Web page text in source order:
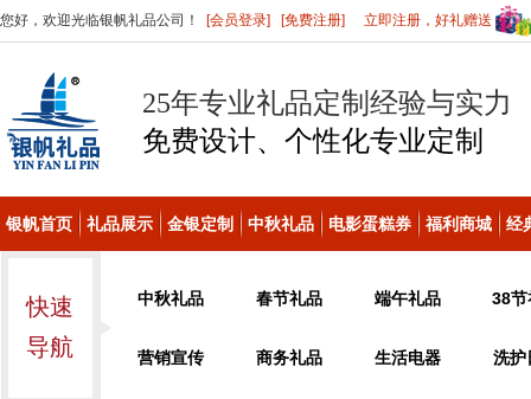
您好，欢迎光临银帆礼品公司！ [会员登录] [免费注册] 立即注册，好礼赠送
25年专业礼品定制经验与实力
免费设计、个性化专业定制
银帆首页 礼品展示 金银定制 中秋礼品 电影蛋糕券 福利商城 经
快速
导航
中秋礼品 春节礼品 端午礼品 38节
营销宣传 商务礼品 生活电器 洗护